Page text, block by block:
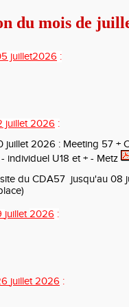
du mois de
juillet2026 :
juillet2026 :
juillet 2026 : Meeting 57 +
individuel U18 et + - Metz
du CDA57 jusqu'au 08
juillet2026 :
juillet 2026 :